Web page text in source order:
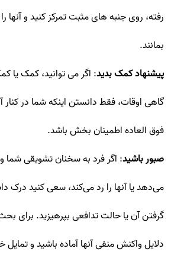
رفته، روی جنبه های مثبت تمرکز کنید و آنها
بمانند.
پیشنهاد کمک بدید: اگر می توانید، کمک یا
گاهی اوقات، فقط دانستن اینکه شما در کنار
فوق العاده اطمینان بخش باشد.
صبور باشید: اگر فرد به سخنان تشویقی
می‌دهد یا آنها را رد می‌کند، سعی کنید درک
گرفتن آن یا حالت تدافعی بپرهیزید. برای
دلایل واکنش منفی آنها آماده باشید و تمایل